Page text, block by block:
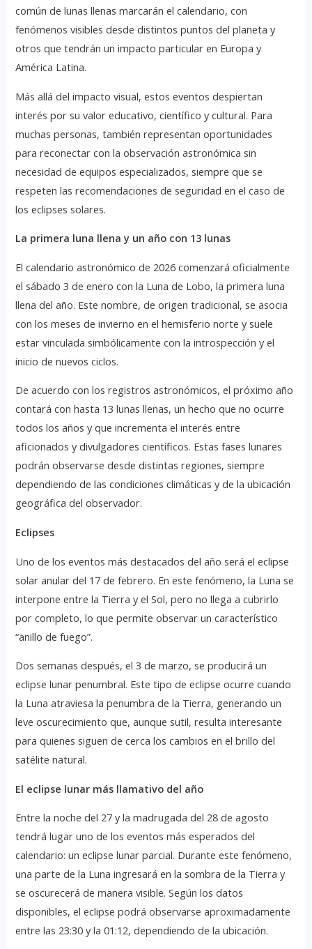
común de lunas llenas marcarán el calendario, con
fenómenos visibles desde distintos puntos del planeta y
otros que tendrán un impacto particular en Europa y
América Latina.
Más allá del impacto visual, estos eventos despiertan
interés por su valor educativo, científico y cultural. Para
muchas personas, también representan oportunidades
para reconectar con la observación astronómica sin
necesidad de equipos especializados, siempre que se
respeten las recomendaciones de seguridad en el caso de
los eclipses solares.
La primera luna llena y un año con 13 lunas
El calendario astronómico de 2026 comenzará oficialmente
el sábado 3 de enero con la Luna de Lobo, la primera luna
llena del año. Este nombre, de origen tradicional, se asocia
con los meses de invierno en el hemisferio norte y suele
estar vinculada simbólicamente con la introspección y el
inicio de nuevos ciclos.
De acuerdo con los registros astronómicos, el próximo año
contará con hasta 13 lunas llenas, un hecho que no ocurre
todos los años y que incrementa el interés entre
aficionados y divulgadores científicos. Estas fases lunares
podrán observarse desde distintas regiones, siempre
dependiendo de las condiciones climáticas y de la ubicación
geográfica del observador.
Eclipses
Uno de los eventos más destacados del año será el eclipse
solar anular del 17 de febrero. En este fenómeno, la Luna se
interpone entre la Tierra y el Sol, pero no llega a cubrirlo
por completo, lo que permite observar un característico
“anillo de fuego”.
Dos semanas después, el 3 de marzo, se producirá un
eclipse lunar penumbral. Este tipo de eclipse ocurre cuando
la Luna atraviesa la penumbra de la Tierra, generando un
leve oscurecimiento que, aunque sutil, resulta interesante
para quienes siguen de cerca los cambios en el brillo del
satélite natural.
El eclipse lunar más llamativo del año
Entre la noche del 27 y la madrugada del 28 de agosto
tendrá lugar uno de los eventos más esperados del
calendario: un eclipse lunar parcial. Durante este fenómeno,
una parte de la Luna ingresará en la sombra de la Tierra y
se oscurecerá de manera visible. Según los datos
disponibles, el eclipse podrá observarse aproximadamente
entre las 23:30 y la 01:12, dependiendo de la ubicación.